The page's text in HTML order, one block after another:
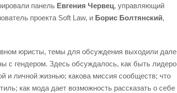
панель Евгения Червец, управляющий
проекта Soft Law, и Борис Болтянский,
юристы, темы для обсуждения выходили
с гендером. Здесь обсуждалось, как быть
и личной жизнью; какова миссия сообществ; что
как мода дает возможность рассказать о себе